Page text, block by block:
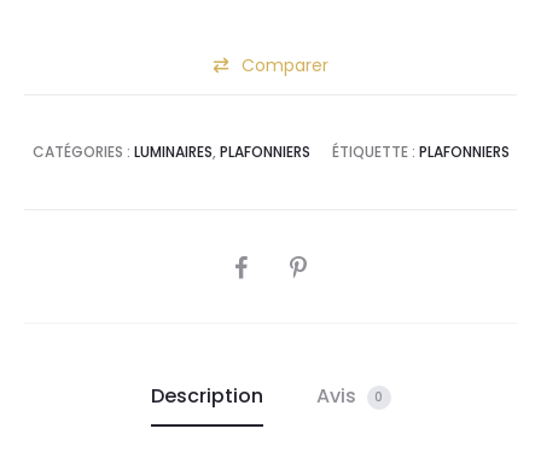
Comparer
CATÉGORIES : LUMINAIRES, PLAFONNIERS ÉTIQUETTE : PLAFONNIERS
SHARE
Description Avis 0